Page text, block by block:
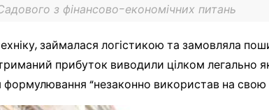
з фінансово-економічних питань
займалася логістикою та замовляла
прибуток виводили цілком легально
“незаконно використав на свою